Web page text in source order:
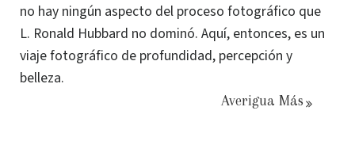
no hay ningún aspecto del proceso fotográfico que
L. Ronald Hubbard no dominó. Aquí, entonces, es un
viaje fotográfico de profundidad, percepción y
belleza.
Averigua Más